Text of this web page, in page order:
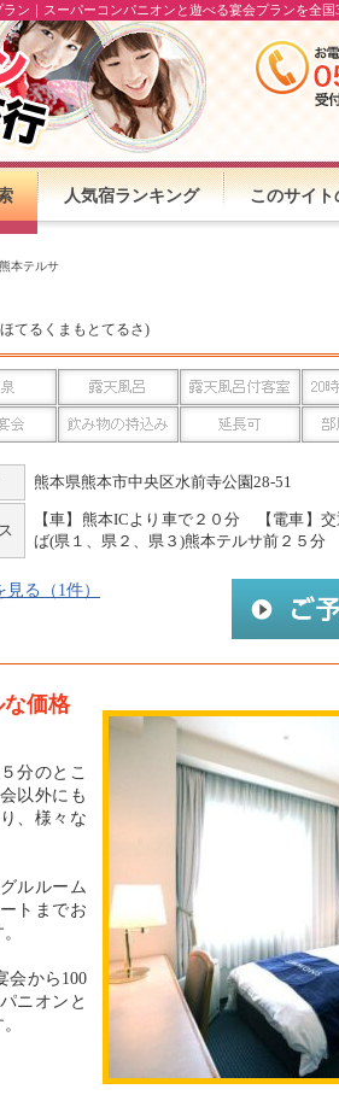
ン｜スーパーコンパニオンと遊べる宴会プランを全
人気宿ランキング このサイト
本テルサ
てるくまもとてるさ)
熊本県熊本市中央区水前寺公園28-51
【車】熊本ICより車で２０分 【電車】
ば(県１、県２、県３)熊本テルサ前２５分
る（1件）
価格
分のとこ
以外にも
、様々な
ルルーム
トまでお
会から100
ニオンと